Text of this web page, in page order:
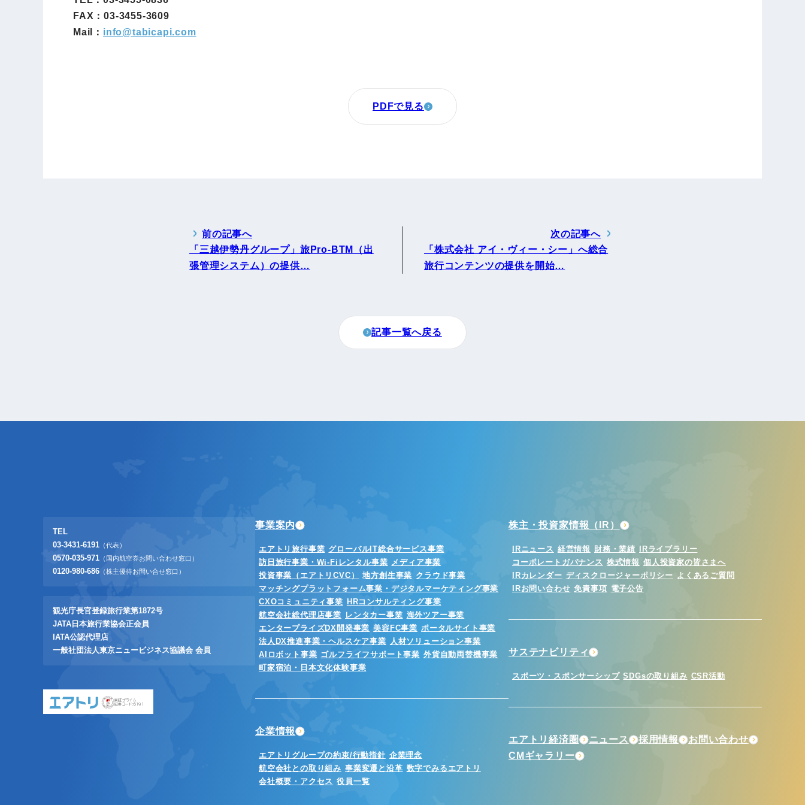
FAX：03-3455-3609
Mail： info@tabicapi.com
PDFで見る
前の記事へ
「三越伊勢丹グループ」旅Pro-BTM（出
張管理システム）の提供…
次の記事へ
「株式会社 アイ・ヴィー・シー」へ総合
旅行コンテンツの提供を開始…
記事一覧へ戻る
TEL
03-3431-6191 （代表）
0570-035-971 （国内航空券お問い合わせ窓口）
0120-980-686 （株主優待お問い合せ窓口）
観光庁長官登録旅行業第1872号
JATA日本旅行業協会正会員
IATA公認代理店
一般社団法人東京ニュービジネス協議会 会員
東証プライム
証券コード:6191
事業案内
エアトリ旅行事業 グローバルIT総合サービス事業
訪日旅行事業・Wi-Fiレンタル事業 メディア事業
投資事業（エアトリCVC）
地方創生事業 クラウド事業
マッチングプラットフォーム事業・デジタルマーケティング事業
CXOコミュニティ事業 HRコンサルティング事業
航空会社総代理店事業 レンタカー事業 海外ツアー事業
エンタープライズDX開発事業 美容FC事業 ポータルサイト事業
法人DX推進事業・ヘルスケア事業 人材ソリューション事業
AIロボット事業 ゴルフライフサポート事業 外貨自動両替機事業
町家宿泊・日本文化体験事業
企業情報
エアトリグループの約束/行動指針 企業理念
航空会社との取り組み 事業変遷と沿革 数字でみるエアトリ
会社概要・アクセス 役員一覧
株主・投資家情報（IR）
IRニュース 経営情報 財務・業績
IRライブラリー
コーポレートガバナンス 株式情報 個人投資家の皆さまへ
IRカレンダー ディスクロージャーポリシー よくあるご質問
IRお問い合わせ 免責事項 電子公告
サステナビリティ
スポーツ・スポンサーシップ SDGsの取り組み CSR活動
エアトリ経済圏 ニュース 採用情報
お問い合わせ
CMギャラリー